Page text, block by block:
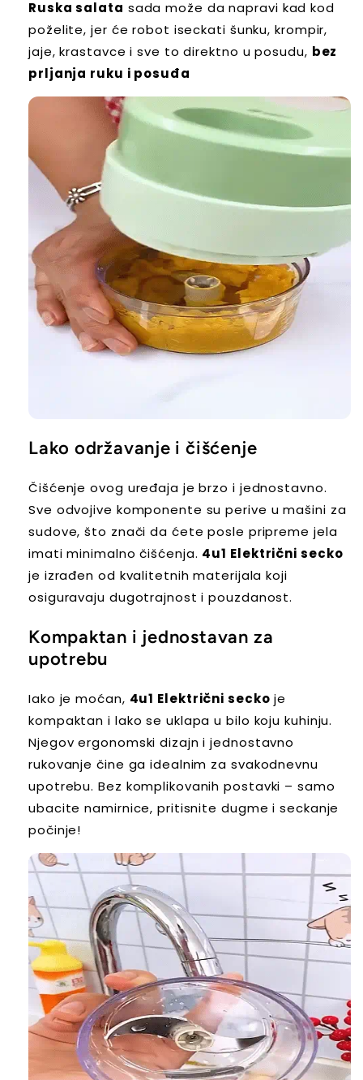
Ruska salata sada može da napravi kad kod
poželite, jer će robot iseckati šunku, krompir,
jaje, krastavce i sve to direktno u posudu, bez
prljanja ruku i posuđa
Lako održavanje i čišćenje
Čišćenje ovog uređaja je brzo i jednostavno.
Sve odvojive komponente su perive u mašini za
sudove, što znači da ćete posle pripreme jela
imati minimalno čišćenja. 4u1 Električni secko
je izrađen od kvalitetnih materijala koji
osiguravaju dugotrajnost i pouzdanost.
Kompaktan i jednostavan za
upotrebu
Iako je moćan, 4u1 Električni secko je
kompaktan i lako se uklapa u bilo koju kuhinju.
Njegov ergonomski dizajn i jednostavno
rukovanje čine ga idealnim za svakodnevnu
upotrebu. Bez komplikovanih postavki – samo
ubacite namirnice, pritisnite dugme i seckanje
počinje!